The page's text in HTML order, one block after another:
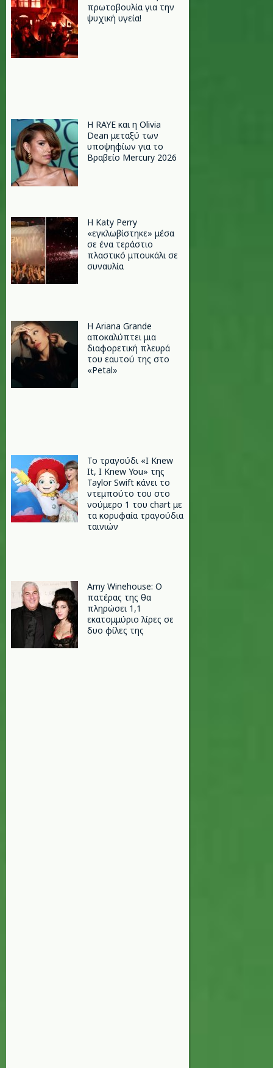
πρωτοβουλία για την
ψυχική υγεία!
Η RAYE και η Olivia
Dean μεταξύ των
υποψηφίων για το
Βραβείο Mercury 2026
H Katy Perry
«εγκλωβίστηκε» μέσα
σε ένα τεράστιο
πλαστικό μπουκάλι σε
συναυλία
Η Ariana Grande
αποκαλύπτει μια
διαφορετική πλευρά
του εαυτού της στο
«Petal»
Το τραγούδι «I Knew
It, I Knew You» της
Taylor Swift κάνει το
ντεμπούτο του στο
νούμερο 1 του chart με
τα κορυφαία τραγούδια
ταινιών
Amy Winehouse: Ο
πατέρας της θα
πληρώσει 1,1
εκατομμύριο λίρες σε
δυο φίλες της